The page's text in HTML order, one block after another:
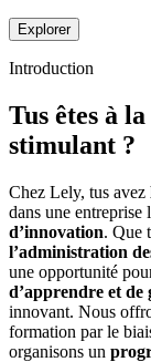
Explorer
Introduction
Tus êtes à
stimulant ?
Chez Lely, tus avez
dans une entreprise
d’innovation. Que
l’administration
une opportunité
d’apprendre et
innovant. Nous
formation par le
organisons un